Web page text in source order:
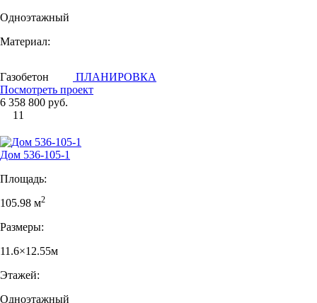
Одноэтажный
Материал:
Газобетон
ПЛАНИРОВКА
Посмотреть проект
6 358 800 руб.
11
Дом 536-105-1
Площадь:
105.98 м2
Размеры:
11.6×12.55м
Этажей:
Одноэтажный